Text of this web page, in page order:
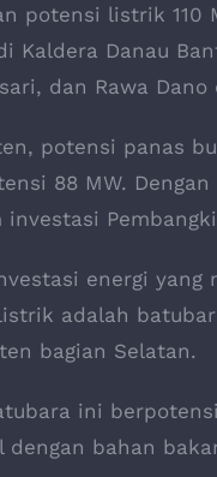
potensi listrik 110
Danau
dan Rawa Dano
potensi panas
88 MW.
energi
adalah
bagian Selatan.
ini
bahan